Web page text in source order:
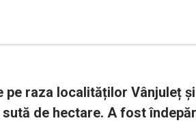
pe raza localităților Vânjuleț și
de hectare. A fost